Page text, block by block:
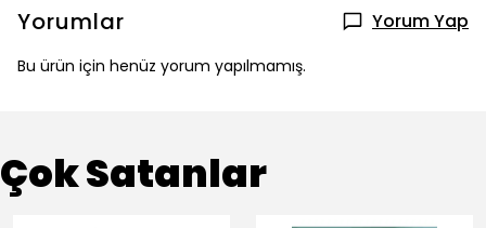
Yorumlar Yorum Yap
Bu ürün için henüz yorum yapılmamış.
Çok Satanlar